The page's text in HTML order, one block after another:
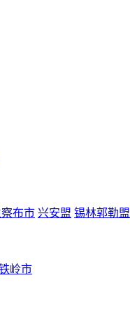
布市 兴安盟 锡林郭勒盟
岭市